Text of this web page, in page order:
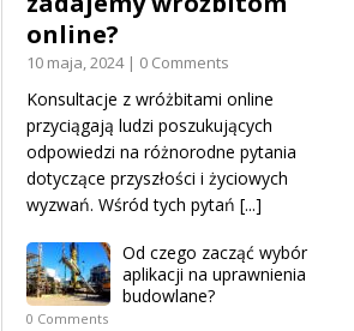
online?
10 maja, 2024 | 0 Comments
Konsultacje z wróżbitami online
przyciągają ludzi poszukujących
odpowiedzi na różnorodne pytania
dotyczące przyszłości i życiowych
wyzwań. Wśród tych pytań [...]
Od czego zacząć wybór
aplikacji na uprawnienia
budowlane?
0 Comments